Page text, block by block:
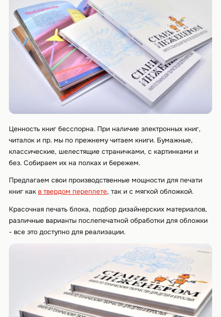
Ценность книг бесспорна. При наличие электронных книг,
читалок и пр. мы по прежнему читаем книги. Бумажные,
классические, шелестящие страничками, с картинками и
без. Собираем их на полках и бережем.
Предлагаем свои производственные мощности для печати
книг как в твердом переплете, так и с мягкой обложкой.
Красочная печать блока, подбор дизайнерских материалов,
различные варианты послепечатной обработки для обложки
- все это доступно для реализации.